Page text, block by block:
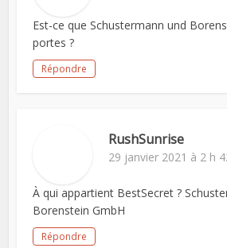
Est-ce que Schustermann und
portes ?
Répondre
RushSunrise
29 janvier 2021 à 2 h
À qui appartient BestSecret ?
Borenstein GmbH
Répondre